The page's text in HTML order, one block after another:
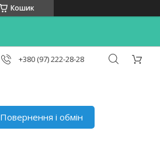
Кошик
+380 (97) 222-28-28
Повернення і обмін